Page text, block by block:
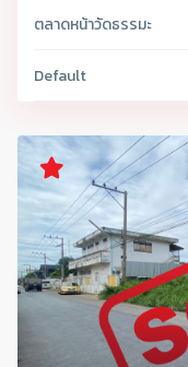
ตลาดหน้าวัดธรรมะ
Default